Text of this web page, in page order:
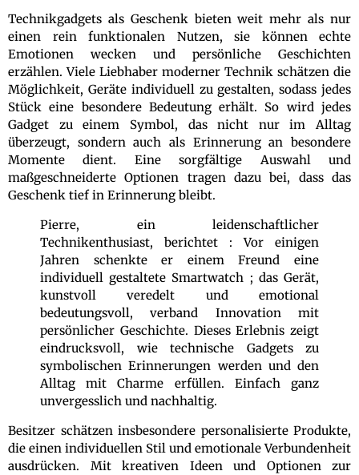
Technikgadgets als Geschenk bieten weit mehr als nur
einen rein funktionalen Nutzen, sie können echte
Emotionen wecken und persönliche Geschichten
erzählen. Viele Liebhaber moderner Technik schätzen die
Möglichkeit, Geräte individuell zu gestalten, sodass jedes
Stück eine besondere Bedeutung erhält. So wird jedes
Gadget zu einem Symbol, das nicht nur im Alltag
überzeugt, sondern auch als Erinnerung an besondere
Momente dient. Eine sorgfältige Auswahl und
maßgeschneiderte Optionen tragen dazu bei, dass das
Geschenk tief in Erinnerung bleibt.
Pierre, ein leidenschaftlicher
Technikenthusiast, berichtet : Vor einigen
Jahren schenkte er einem Freund eine
individuell gestaltete Smartwatch ; das Gerät,
kunstvoll veredelt und emotional
bedeutungsvoll, verband Innovation mit
persönlicher Geschichte. Dieses Erlebnis zeigt
eindrucksvoll, wie technische Gadgets zu
symbolischen Erinnerungen werden und den
Alltag mit Charme erfüllen. Einfach ganz
unvergesslich und nachhaltig.
Besitzer schätzen insbesondere personalisierte Produkte,
die einen individuellen Stil und emotionale Verbundenheit
ausdrücken. Mit kreativen Ideen und Optionen zur